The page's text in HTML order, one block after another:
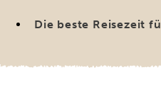
Die beste Reisezeit